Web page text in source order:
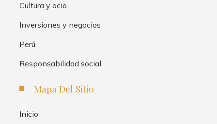
Cultura y ocio
Inversiones y negocios
Perú
Responsabilidad social
Mapa Del Sitio
Inicio